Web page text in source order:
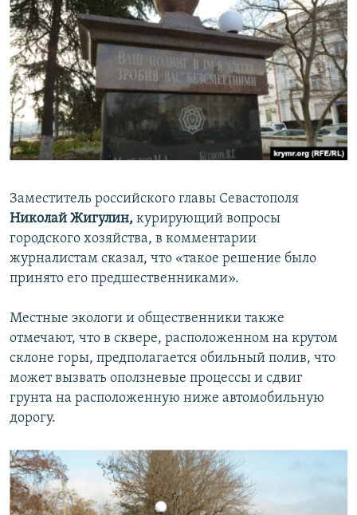
Заместитель российского главы Севастополя
Николай Жигулин, курирующий вопросы
городского хозяйства, в комментарии
журналистам сказал, что «такое решение было
принято его предшественниками».
Местные экологи и общественники также
отмечают, что в сквере, расположенном на крутом
склоне горы, предполагается обильный полив, что
может вызвать оползневые процессы и сдвиг
грунта на расположенную ниже автомобильную
дорогу.